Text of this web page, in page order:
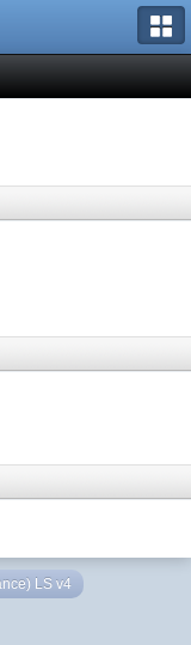
LS v4